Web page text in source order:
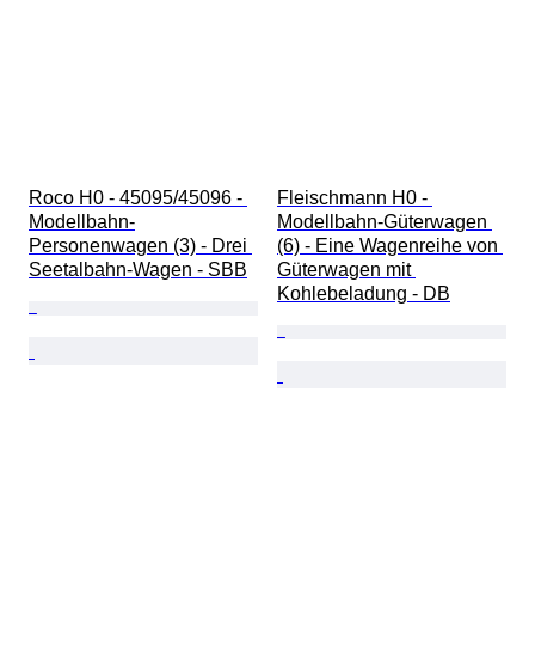
Roco H0 - 45095/45096 -
Modellbahn-
Personenwagen (3) - Drei
Seetalbahn-Wagen - SBB
Fleischmann H0 -
Modellbahn-Güterwagen
(6) - Eine Wagenreihe von
Güterwagen mit
Kohlebeladung - DB